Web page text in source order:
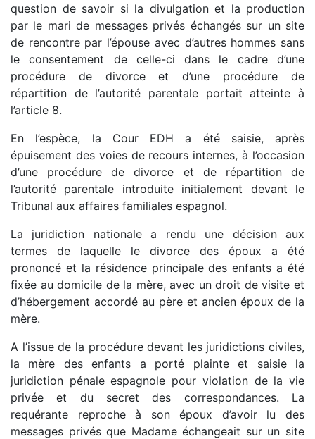
question de savoir si la divulgation et la production
par le mari de messages privés échangés sur un site
de rencontre par l’épouse avec d’autres hommes sans
le consentement de celle-ci dans le cadre d’une
procédure de divorce et d’une procédure de
répartition de l’autorité parentale portait atteinte à
l’article 8.
En l’espèce, la Cour EDH a été saisie, après
épuisement des voies de recours internes, à l’occasion
d’une procédure de divorce et de répartition de
l’autorité parentale introduite initialement devant le
Tribunal aux affaires familiales espagnol.
La juridiction nationale a rendu une décision aux
termes de laquelle le divorce des époux a été
prononcé et la résidence principale des enfants a été
fixée au domicile de la mère, avec un droit de visite et
d’hébergement accordé au père et ancien époux de la
mère.
A l’issue de la procédure devant les juridictions civiles,
la mère des enfants a porté plainte et saisie la
juridiction pénale espagnole pour violation de la vie
privée et du secret des correspondances. La
requérante reproche à son époux d’avoir lu des
messages privés que Madame échangeait sur un site